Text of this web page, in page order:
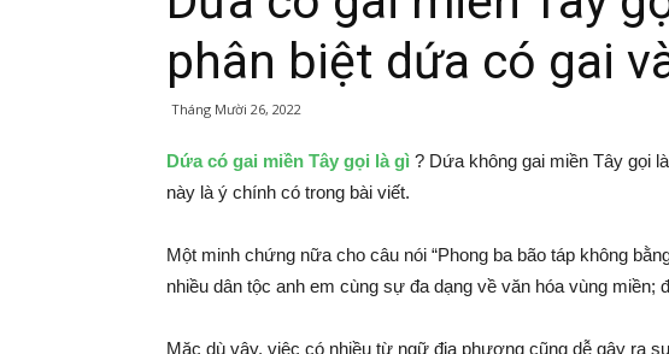
phân biệt dứa có gai
Tháng Mười 26, 2022
Dứa có gai miền Tây gọi là gì ? Dứa không gai miền Tây gọi
này là ý chính có trong bài viết.
Một minh chứng nữa cho câu nói “Phong ba bão táp không
nhiều dân tộc anh em cùng sự đa dạng về văn hóa vùng miền;
Mặc dù vậy, việc có nhiều từ ngữ địa phương cũng dễ gây ra